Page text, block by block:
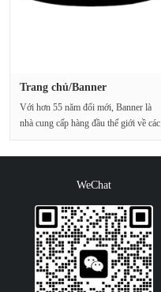
Trang chủ/Banner
Với hơn 55 năm đổi mới, Banner là
nhà cung cấp hàng đầu thế giới về các
WeChat